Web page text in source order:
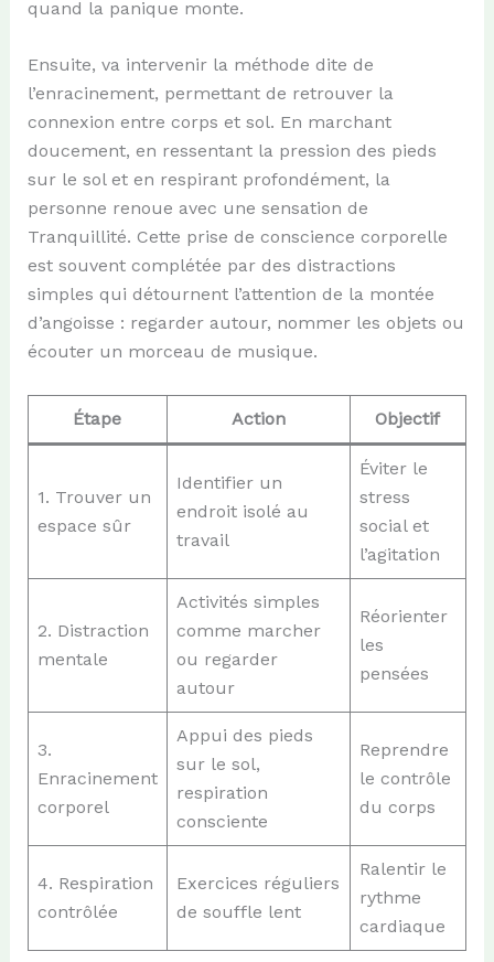
quand la panique monte.
Ensuite, va intervenir la méthode dite de
l’enracinement, permettant de retrouver la
connexion entre corps et sol. En marchant
doucement, en ressentant la pression des pieds
sur le sol et en respirant profondément, la
personne renoue avec une sensation de
Tranquillité. Cette prise de conscience corporelle
est souvent complétée par des distractions
simples qui détournent l’attention de la montée
d’angoisse : regarder autour, nommer les objets ou
écouter un morceau de musique.
Étape Action Objectif
1. Trouver un
espace sûr
Identifier un
endroit isolé au
travail
Éviter le
stress
social et
l’agitation
2. Distraction
mentale
Activités simples
comme marcher
ou regarder
autour
Réorienter
les
pensées
3.
Enracinement
corporel
Appui des pieds
sur le sol,
respiration
consciente
Reprendre
le contrôle
du corps
4. Respiration
contrôlée
Exercices réguliers
de souffle lent
Ralentir le
rythme
cardiaque